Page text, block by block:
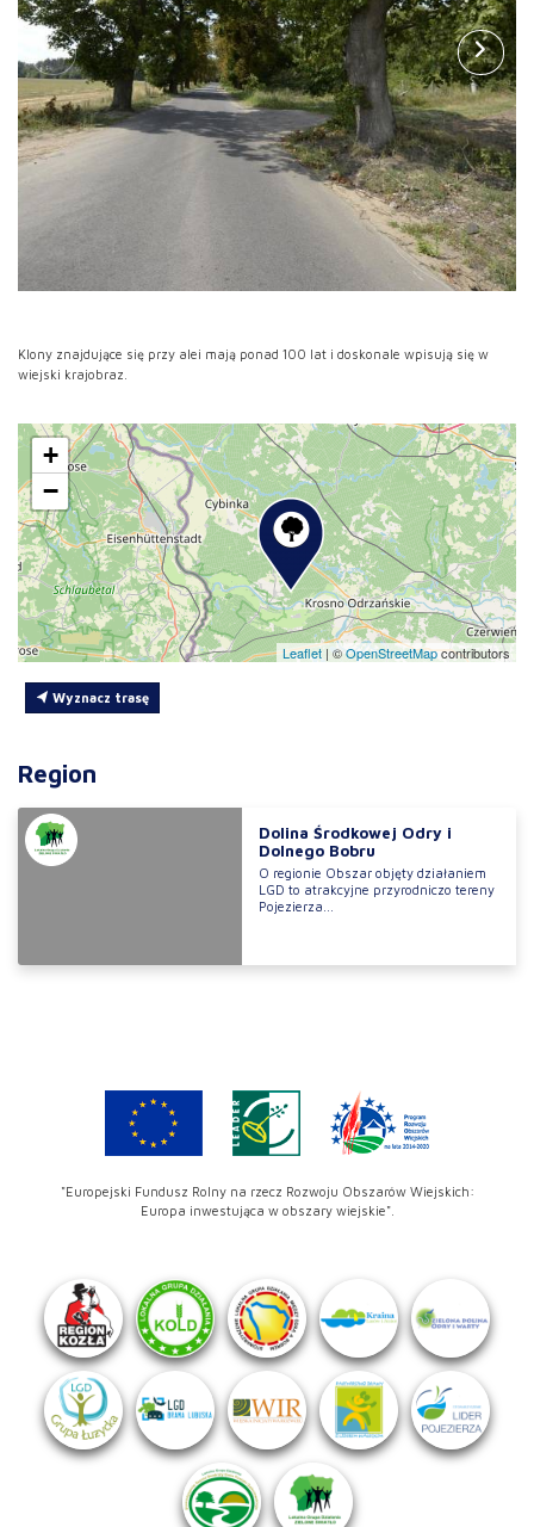
Klony znajdujące się przy alei mają ponad 100 lat i doskonale wpisują się w
wiejski krajobraz.
+
−
Leaflet | ©OpenStreetMapcontributors
Wyznacz trasę
Region
Dolina Środkowej Odry i
Dolnego Bobru
O regionie Obszar objęty działaniem
LGD to atrakcyjne przyrodniczo tereny
Pojezierza...
"Europejski Fundusz Rolny na rzecz Rozwoju Obszarów Wiejskich:
Europa inwestująca w obszary wiejskie".